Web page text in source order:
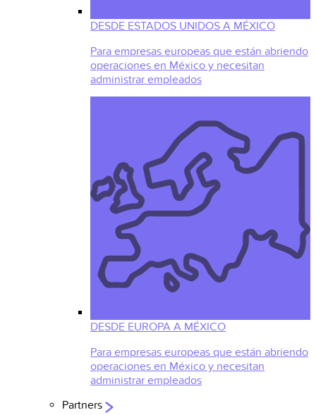
DESDE ESTADOS UNIDOS A MÉXICO
Para empresas europeas que están abriendo
operaciones en México y necesitan
administrar empleados
DESDE EUROPA A MÉXICO
Para empresas europeas que están abriendo
operaciones en México y necesitan
administrar empleados
Partners